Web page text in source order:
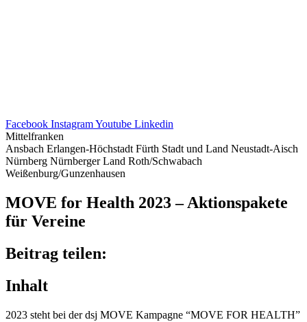
Facebook InstagramYoutube Linkedin
Mittelfranken
Ansbach Erlangen-Höchstadt Fürth Stadt und Land Neustadt-Aisch
Nürnberg Nürnberger Land Roth/Schwabach
Weißenburg/Gunzenhausen
MOVE for Health 2023 – Akti­ons­pa­kete
für Vereine
Beitrag teilen:
Inhalt
2023 steht bei der dsj MOVE Kampa­gne “MOVE FOR HEALTH”